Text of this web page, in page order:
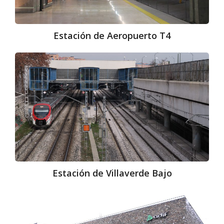
Estación de Aeropuerto T4
Estación
de
Villaverde
Bajo
Estación de Villaverde Bajo
Mirasierra-